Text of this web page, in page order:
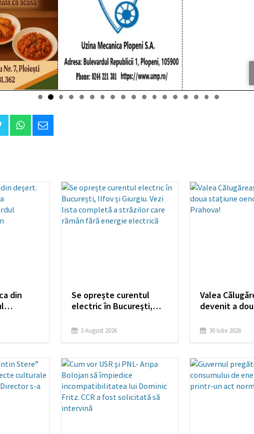
din
în
Se oprește curentul
electric în București,
completă a străzilor
3 August 2026
Valea
devenit a
Prahova!
30 Iulie 2026